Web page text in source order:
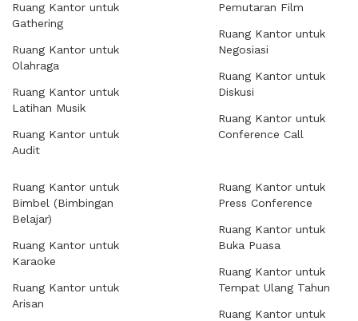
Ruang Kantor untuk
Gathering
Ruang Kantor untuk
Olahraga
Ruang Kantor untuk
Latihan Musik
Ruang Kantor untuk
Audit
Pemutaran Film
Ruang Kantor untuk
Negosiasi
Ruang Kantor untuk
Diskusi
Ruang Kantor untuk
Conference Call
Ruang Kantor untuk
Bimbel (Bimbingan
Belajar)
Ruang Kantor untuk
Karaoke
Ruang Kantor untuk
Arisan
Ruang Kantor untuk
Press Conference
Ruang Kantor untuk
Buka Puasa
Ruang Kantor untuk
Tempat Ulang Tahun
Ruang Kantor untuk